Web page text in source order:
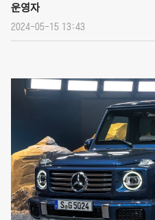
운영자
2024-05-15 13:43